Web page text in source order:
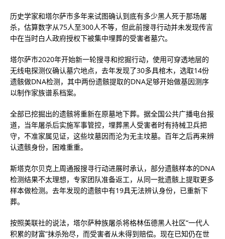
历史学家和塔尔萨市多年来试图确认到底有多少黑人死于那场屠
杀，估算数字从75人至300人不等，但此前搜寻行动并未发现传言
中在当时白人政府授权下被集中埋葬的受害者墓穴。
塔尔萨市2020年开始新一轮搜寻和挖掘行动，使用可穿透地层的
无线电探测仪确认墓穴地点，去年发现了30多具棺木，选取14份
遗骸做DNA检测，其中两份遗骸提取的DNA足够开始做基因测序
以制作家族谱系档案。
全部已挖掘出的遗骸将重新在原墓地下葬。据全国公共广播电台报
道，当年屠杀后实施军事管控，埋葬黑人受害者时有持械卫兵把
守，不准家属见证，这些坟墓因而沦为无主坟墓。百年之后再来辨
认遗骸身份，困难重重。
斯塔克尔贝克上周通报搜寻行动进展时承认，部分遗骸样本的DNA
检测结果不太理想，专家团队准备返工，从同一批遗骸上提取更多
样本做检测。去年发现的遗骸中有19具无法辨认身份，已重新下
葬。
按照美联社的说法，塔尔萨种族屠杀将格林伍德黑人社区“一代人
积累的财富”抹杀殆尽，而受害者从未得到赔偿。现在已知仍在世